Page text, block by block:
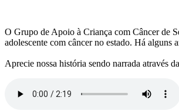
O Grupo de Apoio à Criança com Câncer de
adolescente com câncer no estado. Há alguns
Aprecie nossa história sendo narrada através